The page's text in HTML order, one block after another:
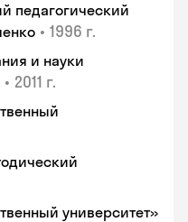
педагогический
• 1996 г.
и науки
• 2011 г.
университет»